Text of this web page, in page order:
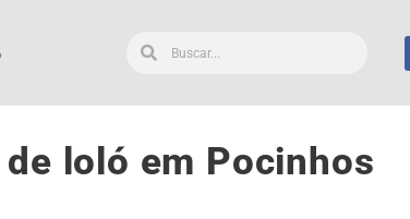
loló em Pocinhos